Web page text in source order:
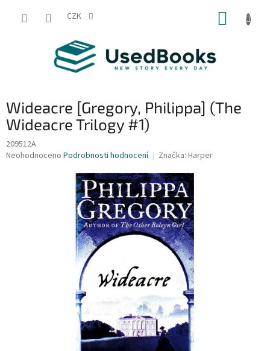
CZK
Wideacre [Gregory, Philippa] (The
Wideacre Trilogy #1)
209512A
Průměrné
Neohodnoceno Podrobnosti hodnocení Značka: Harper